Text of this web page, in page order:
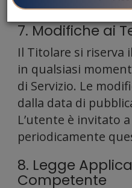
7. Modifiche ai
Il Titolare si riserva
in qualsiasi
di Servizio. Le
dalla data di
L’utente è invitato
periodicamente
8. Legge
Competente